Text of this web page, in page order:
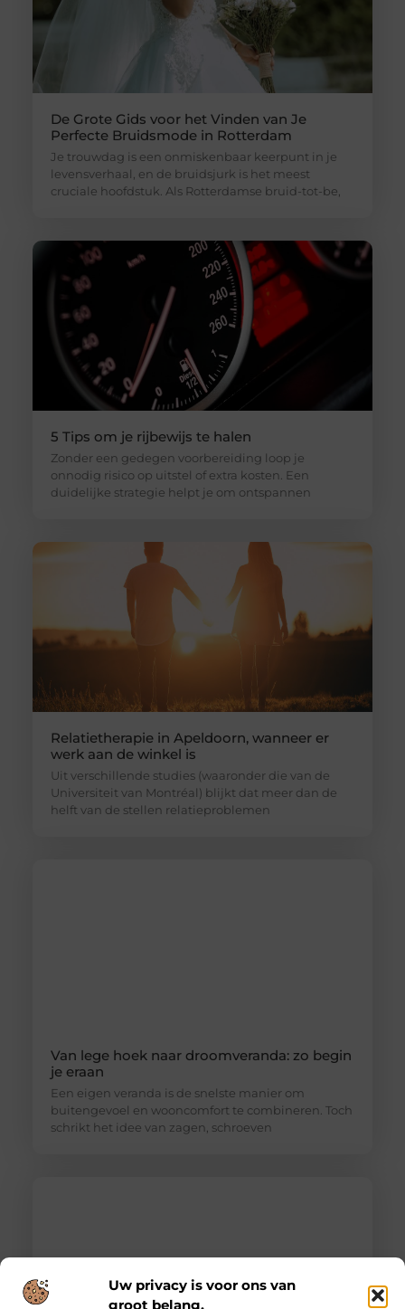
Uw privacy is voor ons van
groot belang.
De Grote Gids voor het Vinden van Je
Perfecte Bruidsmode in Rotterdam
Je trouwdag is een onmiskenbaar keerpunt in je
levensverhaal, en de bruidsjurk is het meest
cruciale hoofdstuk. Als Rotterdamse bruid-tot-be,
5 Tips om je rijbewijs te halen
Zonder een gedegen voorbereiding loop je
onnodig risico op uitstel of extra kosten. Een
duidelijke strategie helpt je om ontspannen
Relatietherapie in Apeldoorn, wanneer er
werk aan de winkel is
Uit verschillende studies (waaronder die van de
Universiteit van Montréal) blijkt dat meer dan de
helft van de stellen relatieproblemen
Van lege hoek naar droomveranda: zo begin
je eraan
Een eigen veranda is de snelste manier om
buitengevoel en wooncomfort te combineren. Toch
schrikt het idee van zagen, schroeven